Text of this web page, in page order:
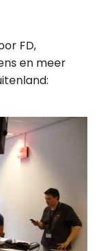
FD,
en meer